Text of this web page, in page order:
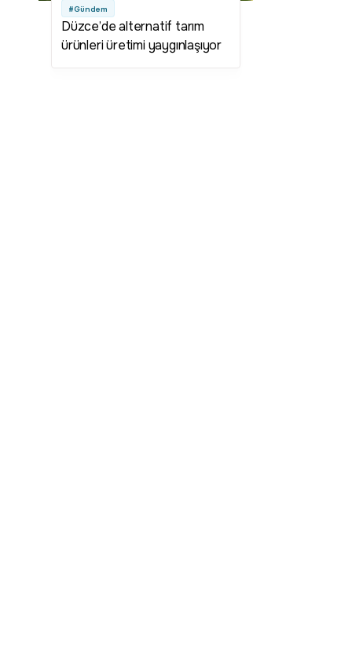
#Gündem
Düzce’de alternatif tarım
ürünleri üretimi yaygınlaşıyor